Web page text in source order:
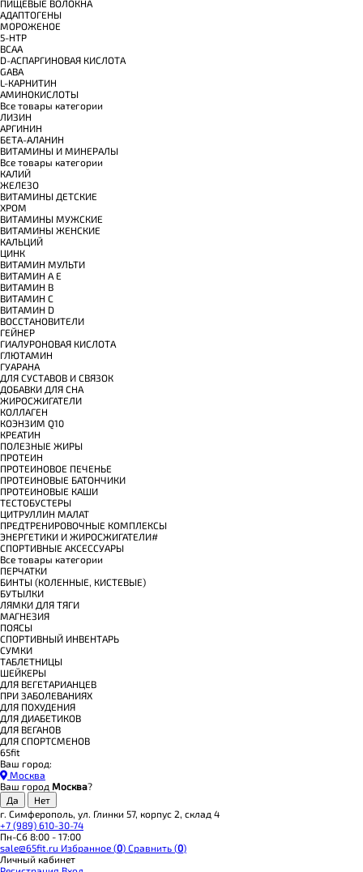
ПИЩЕВЫЕ ВОЛОКНА
АДАПТОГЕНЫ
МОРОЖЕНОЕ
5-HTP
BCAA
D-АСПАРГИНОВАЯ КИСЛОТА
GABA
L-КАРНИТИН
АМИНОКИСЛОТЫ
Все товары категории
ЛИЗИН
АРГИНИН
БЕТА-АЛАНИН
ВИТАМИНЫ И МИНЕРАЛЫ
Все товары категории
КАЛИЙ
ЖЕЛЕЗО
ВИТАМИНЫ ДЕТСКИЕ
ХРОМ
ВИТАМИНЫ МУЖСКИЕ
ВИТАМИНЫ ЖЕНСКИЕ
КАЛЬЦИЙ
ЦИНК
ВИТАМИН МУЛЬТИ
ВИТАМИН A E
ВИТАМИН B
ВИТАМИН C
ВИТАМИН D
ВОССТАНОВИТЕЛИ
ГЕЙНЕР
ГИАЛУРОНОВАЯ КИСЛОТА
ГЛЮТАМИН
ГУАРАНА
ДЛЯ СУСТАВОВ И СВЯЗОК
ДОБАВКИ ДЛЯ СНА
ЖИРОСЖИГАТЕЛИ
КОЛЛАГЕН
КОЭНЗИМ Q10
КРЕАТИН
ПОЛЕЗНЫЕ ЖИРЫ
ПРОТЕИН
ПРОТЕИНОВОЕ ПЕЧЕНЬЕ
ПРОТЕИНОВЫЕ БАТОНЧИКИ
ПРОТЕИНОВЫЕ КАШИ
ТЕСТОБУСТЕРЫ
ЦИТРУЛЛИН МАЛАТ
ПРЕДТРЕНИРОВОЧНЫЕ КОМПЛЕКСЫ
ЭНЕРГЕТИКИ И ЖИРОСЖИГАТЕЛИ#
СПОРТИВНЫЕ АКСЕССУАРЫ
Все товары категории
ПЕРЧАТКИ
БИНТЫ (КОЛЕННЫЕ, КИСТЕВЫЕ)
БУТЫЛКИ
ЛЯМКИ ДЛЯ ТЯГИ
МАГНЕЗИЯ
ПОЯСЫ
СПОРТИВНЫЙ ИНВЕНТАРЬ
СУМКИ
ТАБЛЕТНИЦЫ
ШЕЙКЕРЫ
ДЛЯ ВЕГЕТАРИАНЦЕВ
ПРИ ЗАБОЛЕВАНИЯХ
ДЛЯ ПОХУДЕНИЯ
ДЛЯ ДИАБЕТИКОВ
ДЛЯ ВЕГАНОВ
ДЛЯ СПОРТСМЕНОВ
65fit
Ваш город:
Москва
Ваш город Москва?
г. Симферополь, ул. Глинки 57, корпус 2, склад 4
+7 (989) 610-30-74
Пн-Сб 8:00 - 17:00
sale@65fit.ru Избранное (0) Сравнить (0)
Личный кабинет